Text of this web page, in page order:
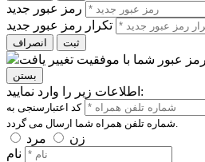
رمز عبور جدید
تکرار رمز عبور جدید
انصراف ثبت
بستن
اطلاعات زیر را وارد نمایید:
کد اعتبارسنجی به
زن
مرد
نام